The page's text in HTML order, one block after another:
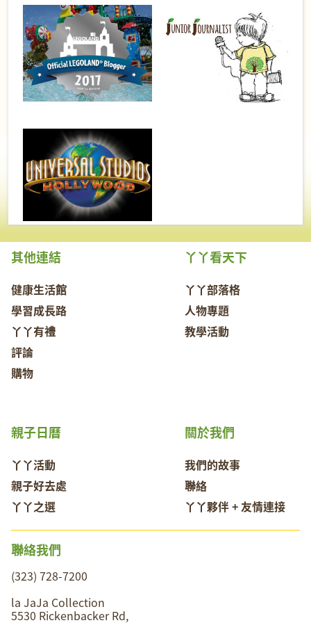
其他連結
健康生活館
學習成長路
丫丫有禮
評論
購物
丫丫看天下
丫丫部落格
人物專題
教學活動
關於我們
我們的故事
聯絡
丫丫夥伴 + 友情連接
親子日曆
丫丫活動
親子好去處
丫丫之選
聯絡我們
(323) 728-7200
la JaJa Collection
5530 Rickenbacker Rd,